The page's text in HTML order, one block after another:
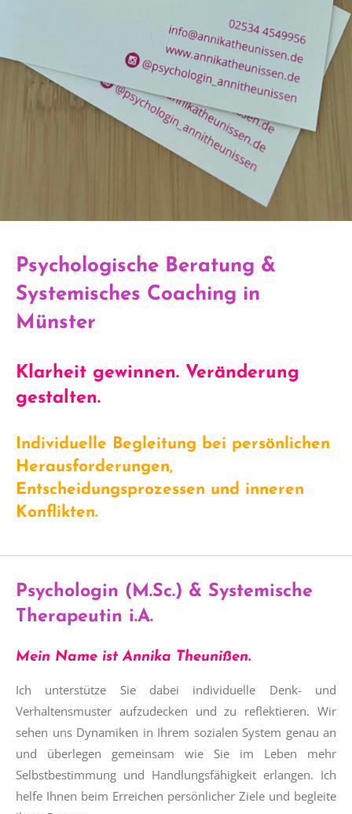
Psychologische Beratung &
Systemisches Coaching in
Münster
Klarheit gewinnen. Veränderung
gestalten.
Individuelle Begleitung bei persönlichen
Herausforderungen,
Entscheidungsprozessen und inneren
Konflikten.
Psychologin (M.Sc.) & Systemische
Therapeutin i.A.
Mein Name ist Annika Theunißen.
Ich unterstütze Sie dabei individuelle Denk- und
Verhaltensmuster aufzudecken und zu reflektieren. Wir
sehen uns Dynamiken in Ihrem sozialen System genau an
und überlegen gemeinsam wie Sie im Leben mehr
Selbstbestimmung und Handlungsfähigkeit erlangen. Ich
helfe Ihnen beim Erreichen persönlicher Ziele und begleite